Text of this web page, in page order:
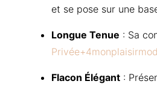
et se pose sur une
Longue Tenue : Sa
Privée+4
Flacon Élégant: